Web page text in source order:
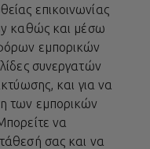
επικοινωνίας
καθώς και μέσω
εμπορικών
συνεργατών
και για να
των εμπορικών
να
σας και να